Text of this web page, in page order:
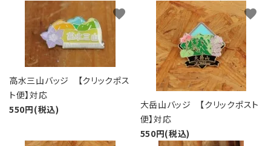
高水三山バッジ 【クリックポス
ト便】対応
550円(税込)
favorite
大岳山バッジ 【クリックポスト
便】対応
550円(税込)
favorite